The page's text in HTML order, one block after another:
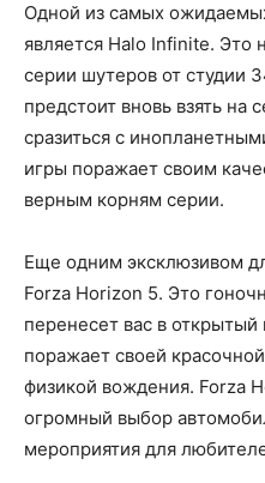
Одной из самых
является Halo Infinite. Это
серии шутеров от студии
предстоит вновь взять на
сразиться с
игры поражает своим
верным корням серии.
Еще одним эксклюзивом
Forza Horizon 5. Это
перенесет вас в
поражает своей
физикой вождения. Forza
огромный выбор
мероприятия для